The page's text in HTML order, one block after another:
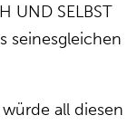
UND SELBST
seinesgleichen
all diesen